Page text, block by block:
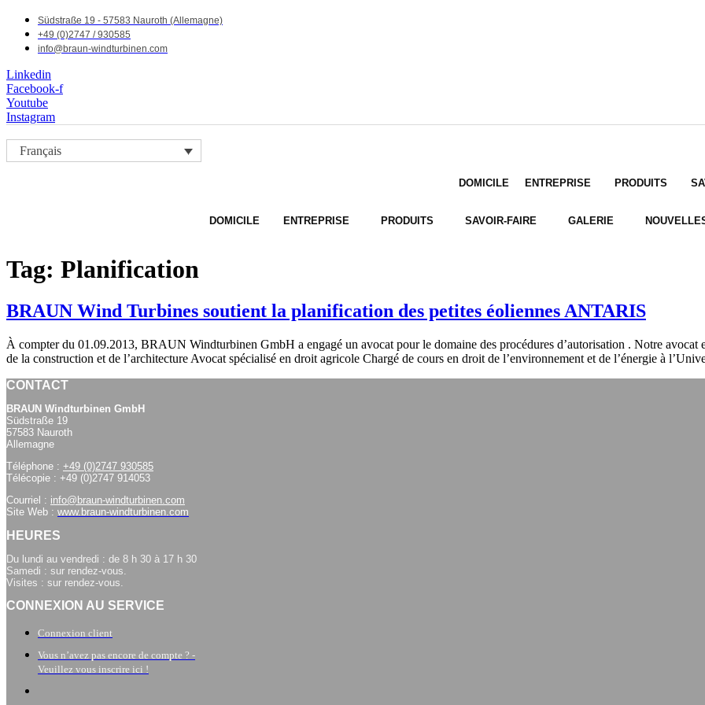
Südstraße 19 - 57583 Nauroth (Allemagne)
+49 (0)2747 / 930585
info@braun-windturbinen.com
Linkedin
Facebook-f
Youtube
Instagram
Français
DOMICILE ENTREPRISE PRODUITS
DOMICILE ENTREPRISE PRODUITS SAVOIR-FAIRE GALERIE
Tag: Planification
BRAUN Wind Turbines soutient la planification des petites éoliennes ANTARIS
À compter du 01.09.2013, BRAUN Windturbinen GmbH a engagé un avocat pour le domaine des procédures d’autorisation . Notre
de la construction et de l’architecture Avocat spécialisé en droit agricole Chargé de cours en droit de l’environnement et de l’énergie à
CONTACT
BRAUN Windturbinen GmbH
Südstraße 19
57583 Nauroth
Allemagne
Téléphone : +49 (0)2747 930585
Télécopie : +49 (0)2747 914053
Courriel : info@braun-windturbinen.com
Site Web : www.braun-windturbinen.com
HEURES
Du lundi au vendredi : de 8 h 30 à 17 h 30
Samedi : sur rendez-vous.
Visites : sur rendez-vous.
CONNEXION AU SERVICE
Connexion client
Vous n’avez pas encore de compte ? -
Veuillez vous inscrire ici !